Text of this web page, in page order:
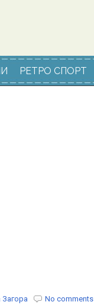
РЕТРО СПОРТ
Загора No comments